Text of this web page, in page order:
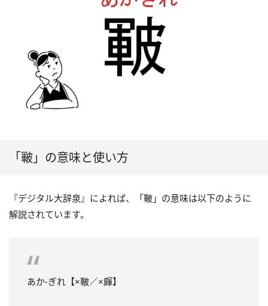
「皸」の意味と使い方
『デジタル大辞泉』によれば、「皸」の意味は以下のように
解説されています。
あか‐ぎれ【×皸／×皹】